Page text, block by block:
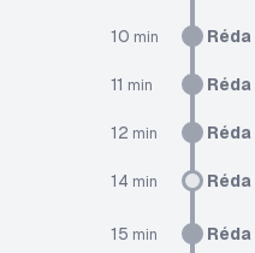
10 min Réda
11 min Réda
12 min Réda
14 min Réda
15 min Réda